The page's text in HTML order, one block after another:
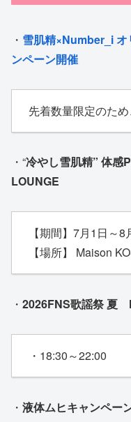
・ 雪肌精×Number_i オ
ンペーン開催
先着数量限定のた
・“冷やし雪肌精” 体感
LOUNGE
【期間】7月1日～
【場所】 Maison
・ 2026FNS歌謡祭 夏
・18:30～22:00
・ 液体ムヒキャンペー